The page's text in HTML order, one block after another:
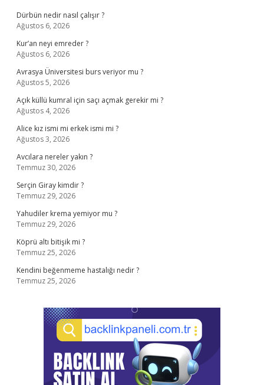
Dürbün nedir nasıl çalışır ?
Ağustos 6, 2026
Kur’an neyi emreder ?
Ağustos 6, 2026
Avrasya Üniversitesi burs veriyor mu ?
Ağustos 5, 2026
Açık küllü kumral için saçı açmak gerekir mi ?
Ağustos 4, 2026
Alice kız ismi mi erkek ismi mi ?
Ağustos 3, 2026
Avcılara nereler yakın ?
Temmuz 30, 2026
Serçin Giray kimdir ?
Temmuz 29, 2026
Yahudiler krema yemiyor mu ?
Temmuz 29, 2026
Köprü altı bitişik mi ?
Temmuz 25, 2026
Kendini beğenmeme hastalığı nedir ?
Temmuz 25, 2026